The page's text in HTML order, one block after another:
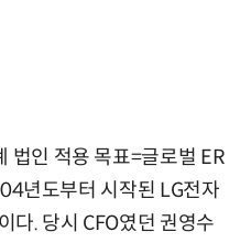
인 적용 목표=글로벌 ER
년도부터 시작된 LG전자
다. 당시 CFO였던 권영수